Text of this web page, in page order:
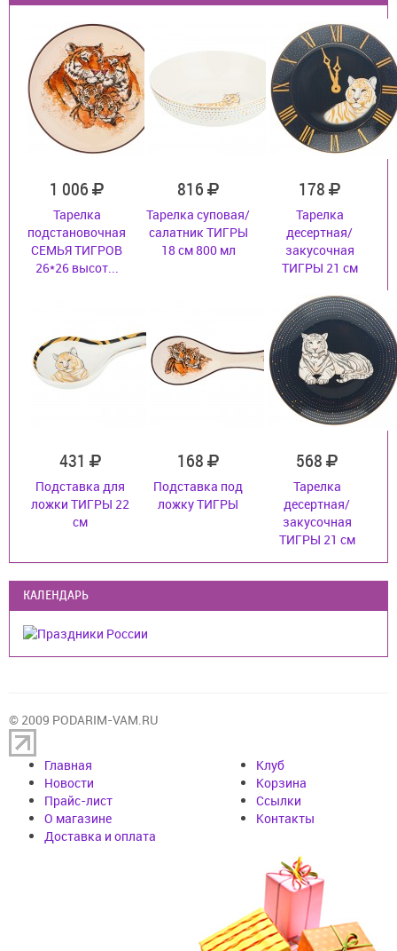
1 006
Тарелка
подстановочная
СЕМЬЯ ТИГРОВ
26*26 высот...
816
Тарелка суповая/
салатник ТИГРЫ
18 см 800 мл
178
Тарелка
десертная/
закусочная
ТИГРЫ 21 см
431
Подставка для
ложки ТИГРЫ 22
см
168
Подставка под
ложку ТИГРЫ
568
Тарелка
десертная/
закусочная
ТИГРЫ 21 см
КАЛЕНДАРЬ
© 2009 PODARIM-VAM.RU
Главная
Новости
Прайс-лист
О магазине
Доставка и оплата
Клуб
Корзина
Cсылки
Контакты